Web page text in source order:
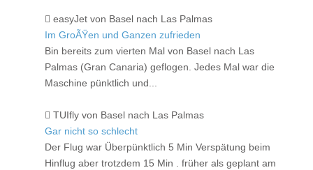
easyJet von Basel nach Las Palmas
Im GroÃŸen und Ganzen zufrieden
Bin bereits zum vierten Mal von Basel nach Las
Palmas (Gran Canaria) geflogen. Jedes Mal war die
Maschine pünktlich und...
TUIfly von Basel nach Las Palmas
Gar nicht so schlecht
Der Flug war Überpünktlich 5 Min Verspätung beim
Hinflug aber trotzdem 15 Min . früher als geplant am